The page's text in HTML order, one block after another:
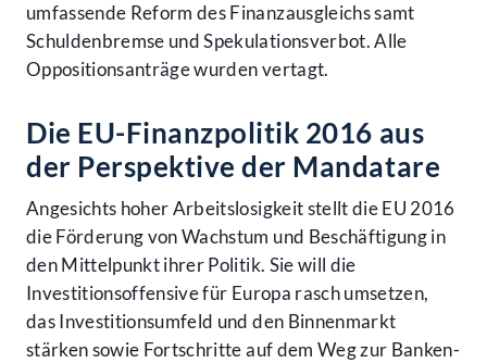
umfassende Reform des Finanzausgleichs samt
Schuldenbremse und Spekulationsverbot. Alle
Oppositionsanträge wurden vertagt.
Die EU-Finanzpolitik 2016 aus
der Perspektive der Mandatare
Angesichts hoher Arbeitslosigkeit stellt die EU 2016
die Förderung von Wachstum und Beschäftigung in
den Mittelpunkt ihrer Politik. Sie will die
Investitionsoffensive für Europa rasch umsetzen,
das Investitionsumfeld und den Binnenmarkt
stärken sowie Fortschritte auf dem Weg zur Banken-